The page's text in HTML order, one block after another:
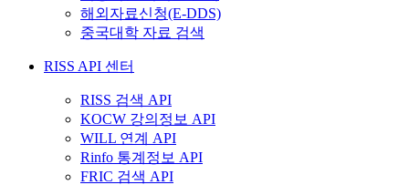
해외자료신청(E-DDS)
중국대학 자료 검색
RISS API 센터
RISS 검색 API
KOCW 강의정보 API
WILL 연계 API
Rinfo 통계정보 API
FRIC 검색 API